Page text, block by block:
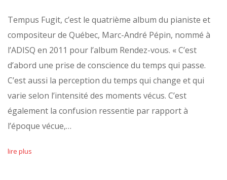
Tempus Fugit, c’est le quatrième album du pianiste et
compositeur de Québec, Marc-André Pépin, nommé à
l’ADISQ en 2011 pour l’album Rendez-vous. « C’est
d’abord une prise de conscience du temps qui passe.
C’est aussi la perception du temps qui change et qui
varie selon l’intensité des moments vécus. C’est
également la confusion ressentie par rapport à
l’époque vécue,…
lire plus